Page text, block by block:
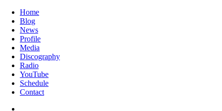
Home
Blog
News
Profile
Media
Discography
Radio
YouTube
Schedule
Contact